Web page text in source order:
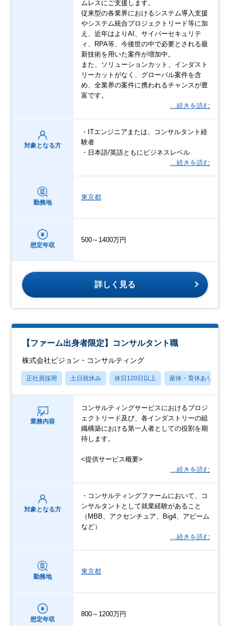
ムレスにご支援します。
従来型の各業界におけるシステム導入支援
やシステム統合プロジェクトリード等に加
え、近年はよりAI、サイバーセキュリテ
ィ、RPA等、今後世の中で必要とされる最
新技術を用いた案件が増加中。
また、ソリューションカット、インダスト
リーカットがなく、グローバル案件を含
め、全業界の案件に携われるチャンスが豊
富です。
…続きを読む
対象となる方
・ITエンジニアまたは、コンサルタント経
験者
・日本語/英語ともにビジネスレベル
…続きを読む
勤務地
東京都
想定年収
500～1400万円
詳しく見る
【ファーム出身者限定】コンサルタント職
株式会社ビジョン・コンサルティング
正社員採用 土日祝休み 休日120日以上 産休・育休あり
業務内容
コンサルティングサービスにおけるプロジ
ェクトリード及び、各インダストリーの組
織構築における第一人者としての役割を期
待します。
<提供サービス概要>
…続きを読む
対象となる方
・コンサルティングファームにおいて、コ
ンサルタントとして就業経験があること
（MBB、アクセンチュア、Big4、アビーム
など）
…続きを読む
勤務地
東京都
想定年収
800～1200万円